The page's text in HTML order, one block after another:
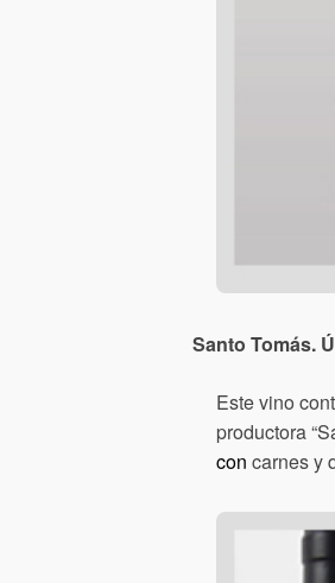
Santo Tomás.
Este vino
productora
con carnes y